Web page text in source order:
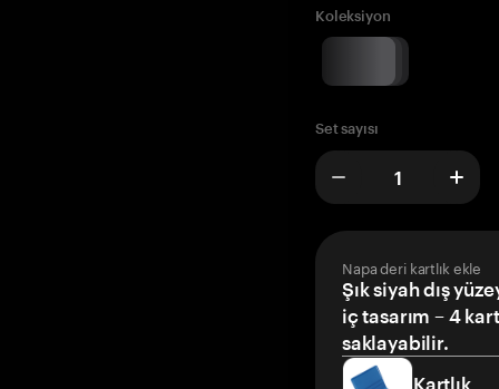
Koleksiyon
Set sayısı
Napa deri kartlık ekle
Şık siyah dış
iç tasarım – 4
saklayabilir.
Kartlık